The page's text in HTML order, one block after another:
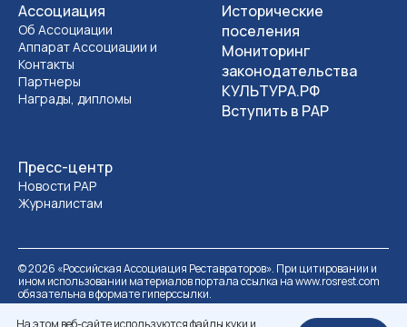
На этом веб-сайте используются файлы куки и
Ассоциация
Об Ассоциации
Аппарат Ассоциации и
Контакты
Партнеры
Награды, дипломы
Пресс-центр
Новости РАР
Журналистам
Исторические
поселения
Мониторинг
законодательства
КУЛЬТУРА.РФ
Вступить в РАР
©2026 «Российская Ассоциация Реставраторов». При цитировании и
ином использовании материалов портала ссылка на www.rosrest.com
обязательна в формате гиперссылки.
Политика обработки персональных данных
Разработка сайта